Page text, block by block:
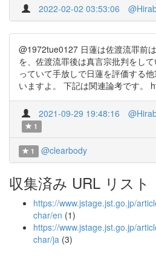
2022-02-02 03:53:06
@1972tue0127 日蓮は佐渡流罪前
を、佐渡流罪後は真言宗批判をし
っていて手放しで日蓮を評価する
いますよ。 下記は関連論考です。
2021-09-29 19:48:16
1
1 @clearbody
収集済み URL リスト
https://www.jstage.jst.go.jp/
char/en (1)
https://www.jstage.jst.go.jp/
char/ja (3)